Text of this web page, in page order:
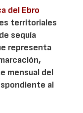
del Ebro
territoriales
sequía
representa
mensual del
al